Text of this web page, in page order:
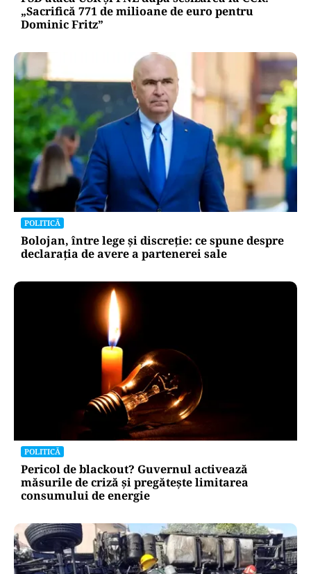
„Sacrifică 771 de milioane de euro pentru
Dominic Fritz”
POLITICĂ
Bolojan, între lege și discreție: ce spune despre
declarația de avere a partenerei sale
POLITICĂ
Pericol de blackout? Guvernul activează
măsurile de criză și pregătește limitarea
consumului de energie